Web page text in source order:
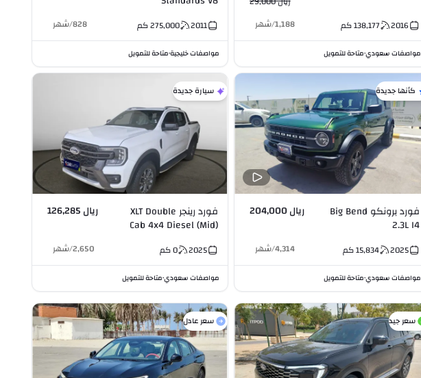
2016
138,177كم 1,188
/شهر
مواصفات سعودي•متاحة للتمويل
2011
275,000كم 828
/شهر
مواصفات خليجية•متاحة للتمويل
كأنها جديدة
فورد برونكو Big Bend
2.3L I4
ريال 204,000
2025
15,834كم 4,314
/شهر
مواصفات سعودي•متاحة للتمويل
سيارة جديدة
فورد رينجر XLT Double
Cab 4x4 Diesel (Mid)
ريال 126,285
2025
0كم 2,650
/شهر
مواصفات سعودي•متاحة للتمويل
سعر جيد سعر عادل